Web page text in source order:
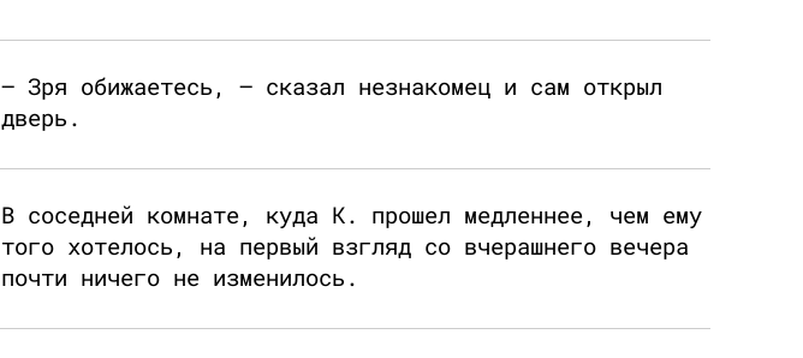
– Зря обижаетесь, – сказал незнакомец и сам открыл
дверь.
В соседней комнате, куда К. прошел медленнее, чем ему
того хотелось, на первый взгляд со вчерашнего вечера
почти ничего не изменилось.